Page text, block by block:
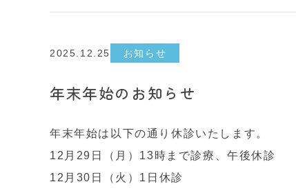
2025.12.25 お知らせ
年末年始のお知らせ
年末年始は以下の通り休診いたします。
12月29日（月）13時まで診療、午後休診
12月30日（火）1日休診